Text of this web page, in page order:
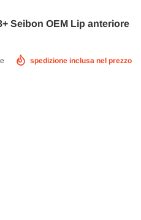
Seibon OEM Lip anteriore
spedizione inclusa nel prezzo